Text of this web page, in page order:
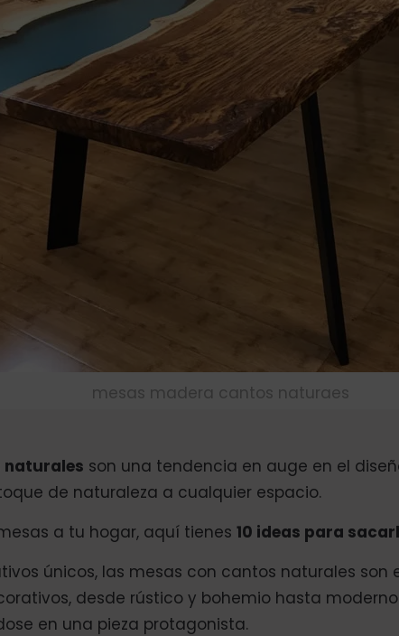
mesas madera cantos naturaes
naturales son una tendencia en auge en el
de naturaleza a cualquier espacio.
a tu hogar, aquí tienes10 ideas para
únicos, las mesas con cantos naturales son
desde rústico y bohemio hasta
en una pieza protagonista.